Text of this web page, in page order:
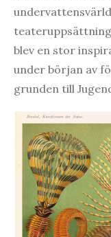
blev en stor
under början av
grunden till